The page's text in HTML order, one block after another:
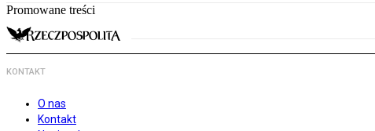
Promowane treści
KONTAKT
O nas
Kontakt